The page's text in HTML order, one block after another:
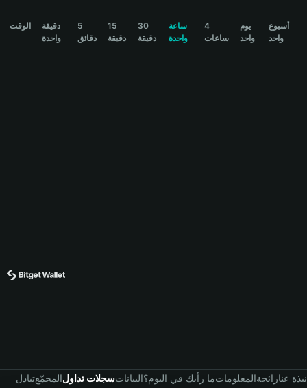
বাংলাالوقت
دقيقة
واحدة
5
دقائق
15
دقيقة
30
دقيقة
ساعة
واحدة
4
ساعات
يوم
واحد
أسبوع
واحد
تبادلالمجمّعسجلات تداولالبياناتما رأيك في اليوم؟المعلوماترائجةنبذة عنا